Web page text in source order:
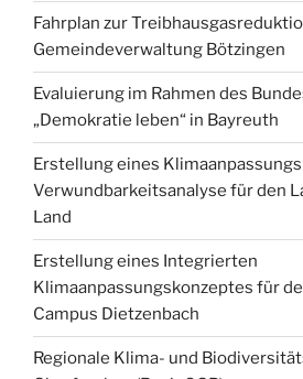
Fahrplan zur
Gemeindeverwaltung Bötzingen
Evaluierung im Rahmen des
„Demokratie leben“ in Bayreuth
Erstellung eines
Verwundbarkeitsanalyse für den
Land
Erstellung eines Integrierten
Klimaanpassungskonzeptes für
Campus Dietzenbach
Regionale Klima- und